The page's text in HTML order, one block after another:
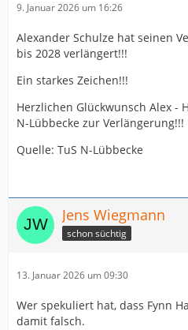
9. Januar 2026 um 16:26
Alexander Schulze hat seinen
bis 2028 verlängert!!!
Ein starkes Zeichen!!!
Herzlichen Glückwunsch Alex -
N-Lübbecke zur Verlängerung!!!
Quelle: TuS N-Lübbecke
Jens Wiegmann
schon süchtig
13. Januar 2026 um 09:30
Wer spekuliert hat, dass Fynn
damit falsch.